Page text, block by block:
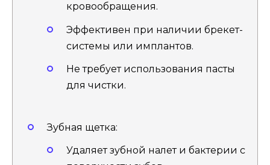
кровообращения.
Эффективен при наличии брекет-
системы или имплантов.
Не требует использования пасты
для чистки.
Зубная щетка:
Удаляет зубной налет и бактерии с